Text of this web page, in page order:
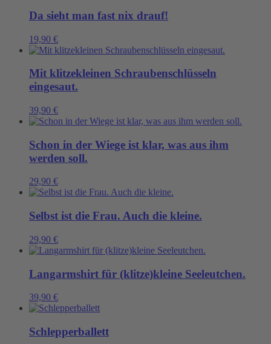
Da sieht man fast nix drauf!
19,90 €
Mit klitzekleinen Schraubenschlüsseln
eingesaut.
39,90 €
Schon in der Wiege ist klar, was aus ihm
werden soll.
29,90 €
Selbst ist die Frau. Auch die kleine.
29,90 €
Langarmshirt für (klitze)kleine Seeleutchen.
39,90 €
Schlepperballett